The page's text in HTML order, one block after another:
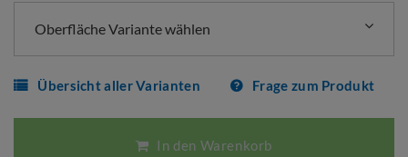
Oberfläche Variante wählen
Übersicht aller Varianten Frage zum Produkt
In den Warenkorb